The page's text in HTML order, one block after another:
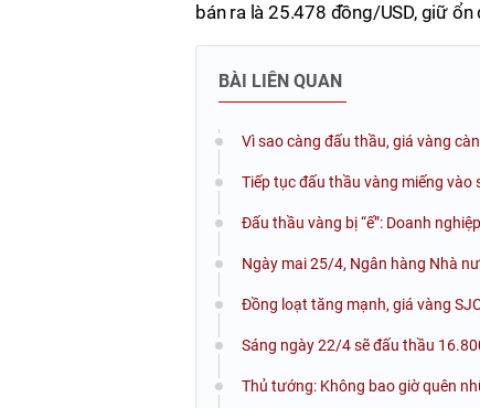
bán ra là 25.478 đồng/USD, giữ ổn
BÀI LIÊN QUAN
Vì sao càng đấu thầu, giá vàng
Tiếp tục đấu thầu vàng miếng
Đấu thầu vàng bị “ế”: Doanh
Ngày mai 25/4, Ngân hàng Nhà
Đồng loạt tăng mạnh, giá vàng
Sáng ngày 22/4 sẽ đấu thầu
Thủ tướng: Không bao giờ quên